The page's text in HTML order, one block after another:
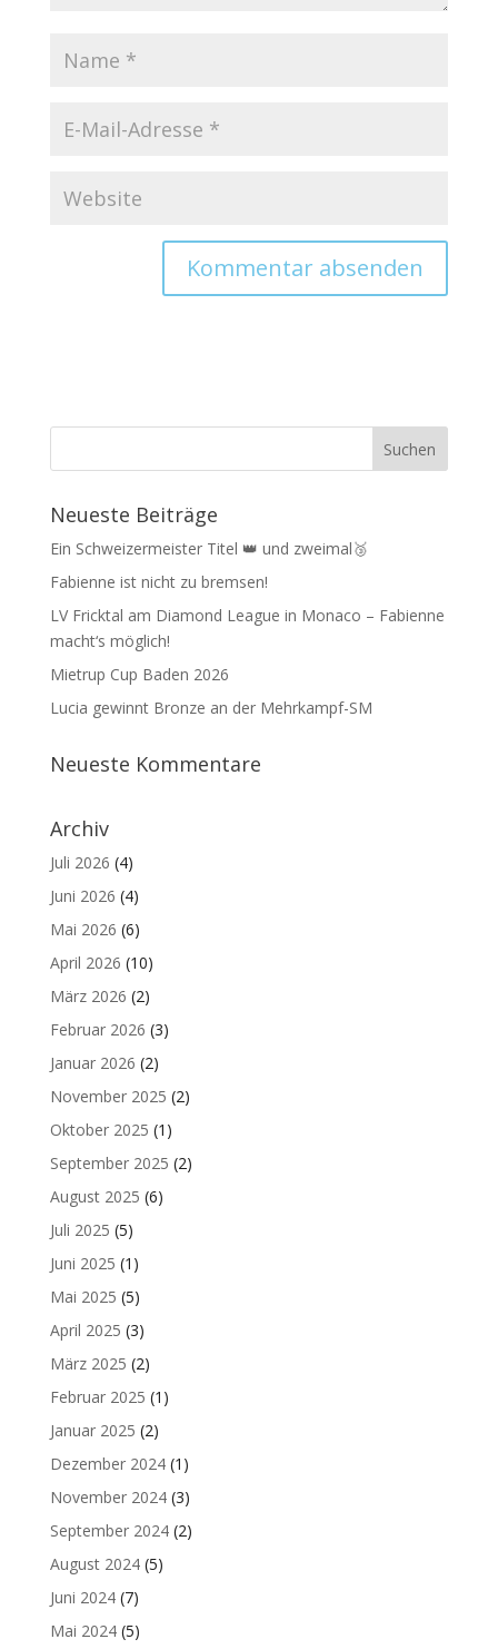
Neueste Beiträge
Ein Schweizermeister Titel 👑 und zweimal🥉
Fabienne ist nicht zu bremsen!
LV Fricktal am Diamond League in Monaco – Fabienne
macht‘s möglich!
Mietrup Cup Baden 2026
Lucia gewinnt Bronze an der Mehrkampf-SM
Neueste Kommentare
Archiv
Juli 2026 (4)
Juni 2026 (4)
Mai 2026 (6)
April 2026 (10)
März 2026 (2)
Februar 2026 (3)
Januar 2026 (2)
November 2025 (2)
Oktober 2025 (1)
September 2025 (2)
August 2025 (6)
Juli 2025 (5)
Juni 2025 (1)
Mai 2025 (5)
April 2025 (3)
März 2025 (2)
Februar 2025 (1)
Januar 2025 (2)
Dezember 2024(1)
November 2024(3)
September 2024(2)
August 2024(5)
Juni 2024(7)
Mai 2024(5)